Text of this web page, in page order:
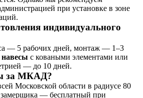
при установке в зоне
индивидуального
— 5 рабочих дней, монтаж — 1–3
с коваными элементами или
— до 10 дней.
за МКАД?
Московской области в радиусе 80
— бесплатный при